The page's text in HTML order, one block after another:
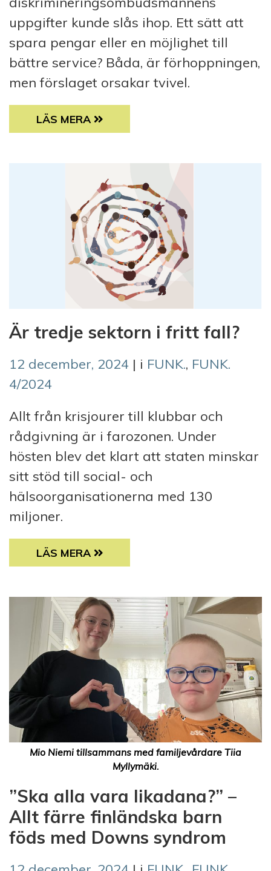
uppgifter kunde slås ihop. Ett sätt att
spara pengar eller en möjlighet till
bättre service? Båda, är förhoppningen,
men förslaget orsakar tvivel.
OMBUDSMÄNNEN KAN BLI FÄRRE
LÄS MERA
Är tredje sektorn i fritt fall?
12 december, 2024 | i FUNK., FUNK.
4/2024
Allt från krisjourer till klubbar och
rådgivning är i farozonen. Under
hösten blev det klart att staten minskar
sitt stöd till social- och
hälsoorganisationerna med 130
miljoner.
ÄR TREDJE SEKTORN I FRITT FALL?
LÄS MERA
Mio Niemi tillsammans med familjevårdare Tiia
Myllymäki.
”Ska alla vara likadana?” –
Allt färre finländska barn
föds med Downs syndrom